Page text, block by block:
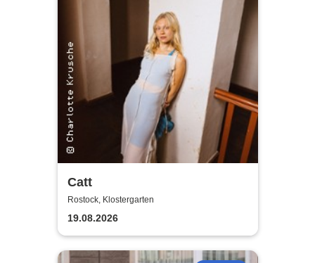
Catt
Rostock, Klostergarten
19.08.2026